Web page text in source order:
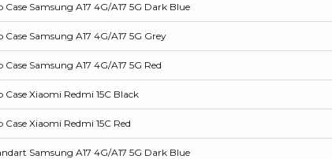
Samsung A17 4G/A17 5G Dark Blue
Samsung A17 4G/A17 5G Grey
Samsung A17 4G/A17 5G Red
Xiaomi Redmi 15С Black
Xiaomi Redmi 15С Red
Samsung A17 4G/A17 5G Dark Blue